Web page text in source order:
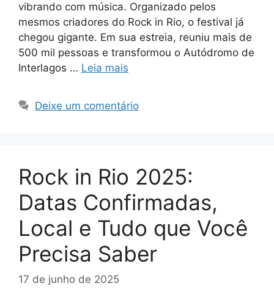
vibrando com música. Organizado pelos
mesmos criadores do Rock in Rio, o festival já
chegou gigante. Em sua estreia, reuniu mais de
500 mil pessoas e transformou o Autódromo de
Interlagos … Leia mais
Deixe um comentário
Rock in Rio 2025:
Datas Confirmadas,
Local e Tudo que Você
Precisa Saber
17 de junho de 2025